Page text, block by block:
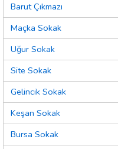
Barut Çıkmazı
Maçka Sokak
Uğur Sokak
Site Sokak
Gelincik Sokak
Keşan Sokak
Bursa Sokak